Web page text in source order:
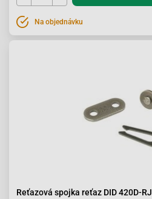
Na objednávku
Reťazová spojka reťaz DID 420D-RJ